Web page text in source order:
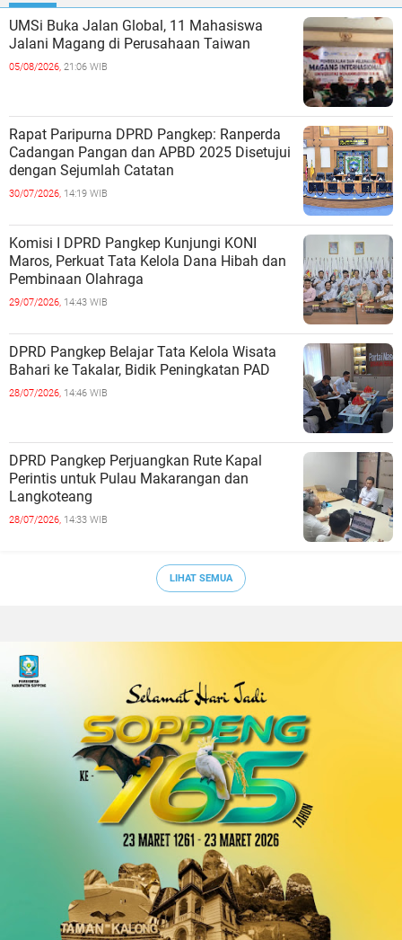
UMSi Buka Jalan Global, 11 Mahasiswa
Jalani Magang di Perusahaan Taiwan
05/08/2026, 21:06 WIB
Rapat Paripurna DPRD Pangkep: Ranperda
Cadangan Pangan dan APBD 2025 Disetujui
dengan Sejumlah Catatan
30/07/2026, 14:19 WIB
Komisi I DPRD Pangkep Kunjungi KONI
Maros, Perkuat Tata Kelola Dana Hibah dan
Pembinaan Olahraga
29/07/2026, 14:43 WIB
DPRD Pangkep Belajar Tata Kelola Wisata
Bahari ke Takalar, Bidik Peningkatan PAD
28/07/2026, 14:46 WIB
DPRD Pangkep Perjuangkan Rute Kapal
Perintis untuk Pulau Makarangan dan
Langkoteang
28/07/2026, 14:33 WIB
LIHAT SEMUA